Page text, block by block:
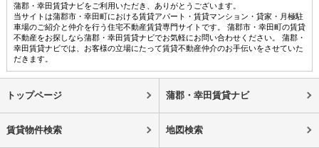
蒲郡・幸田賃貸ナビをご利用いただき、ありがとうございます。
当サイトは蒲郡市・幸田町における賃貸アパート・賃貸マンション・貸家・月極駐
車場のご紹介と仲介を行う住宅不動産賃貸専門サイトです。 蒲郡市・幸田町の賃貸
不動産をお探しなら蒲郡・幸田賃貸ナビでお気軽にお問い合わせください。 蒲郡・
幸田賃貸ナビでは、お客様の立場にたって賃貸不動産仲介のお手伝いをさせていた
だきます。
トップページ 蒲郡・幸田賃貸ナビ
賃貸物件検索 地図検索